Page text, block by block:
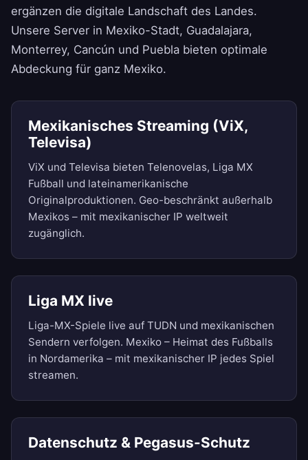
ergänzen die digitale Landschaft des Landes.
Unsere Server in Mexiko-Stadt, Guadalajara,
Monterrey, Cancún und Puebla bieten optimale
Abdeckung für ganz Mexiko.
Mexikanisches Streaming (ViX,
Televisa)
ViX und Televisa bieten Telenovelas, Liga MX
Fußball und lateinamerikanische
Originalproduktionen. Geo-beschränkt außerhalb
Mexikos – mit mexikanischer IP weltweit
zugänglich.
Liga MX live
Liga-MX-Spiele live auf TUDN und mexikanischen
Sendern verfolgen. Mexiko – Heimat des Fußballs
in Nordamerika – mit mexikanischer IP jedes Spiel
streamen.
Datenschutz & Pegasus-Schutz